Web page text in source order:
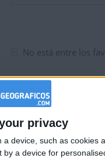
privacy
device, such as cookies
a device for
No está entre los
visiting from
country